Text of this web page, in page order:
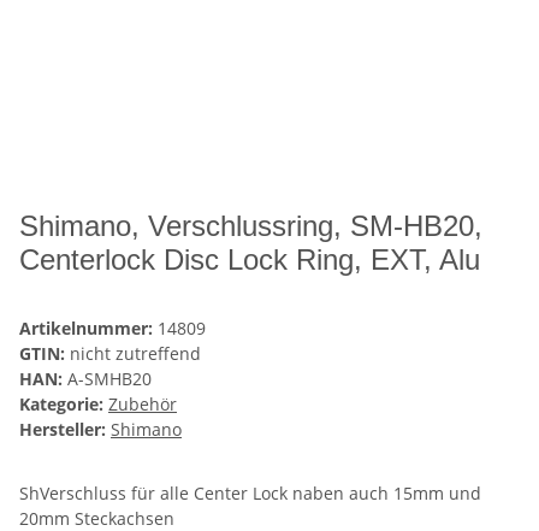
Shimano, Verschlussring, SM-HB20,
Centerlock Disc Lock Ring, EXT, Alu
Artikelnummer: 14809
GTIN: nicht zutreffend
HAN: A-SMHB20
Kategorie: Zubehör
Hersteller: Shimano
ShVerschluss für alle Center Lock naben auch 15mm und
20mm Steckachsen